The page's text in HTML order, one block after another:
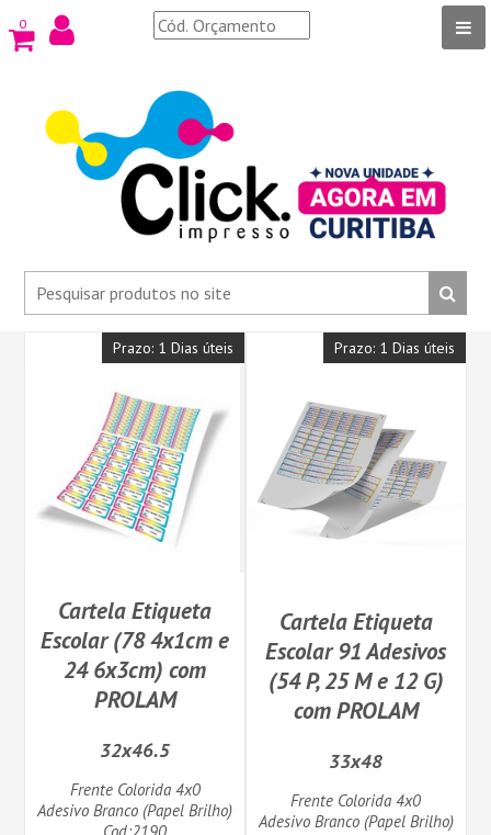
0
Prazo: 1 Dias úteis
Cartela Etiqueta
Escolar (78 4x1cm e
24 6x3cm) com
PROLAM
32x46.5
Frente Colorida 4x0
Adesivo Branco (Papel Brilho)
Prazo: 1 Dias úteis
Cartela Etiqueta
Escolar 91 Adesivos
(54 P, 25 M e 12 G)
com PROLAM
33x48
Frente Colorida 4x0
Adesivo Branco (Papel Brilho)